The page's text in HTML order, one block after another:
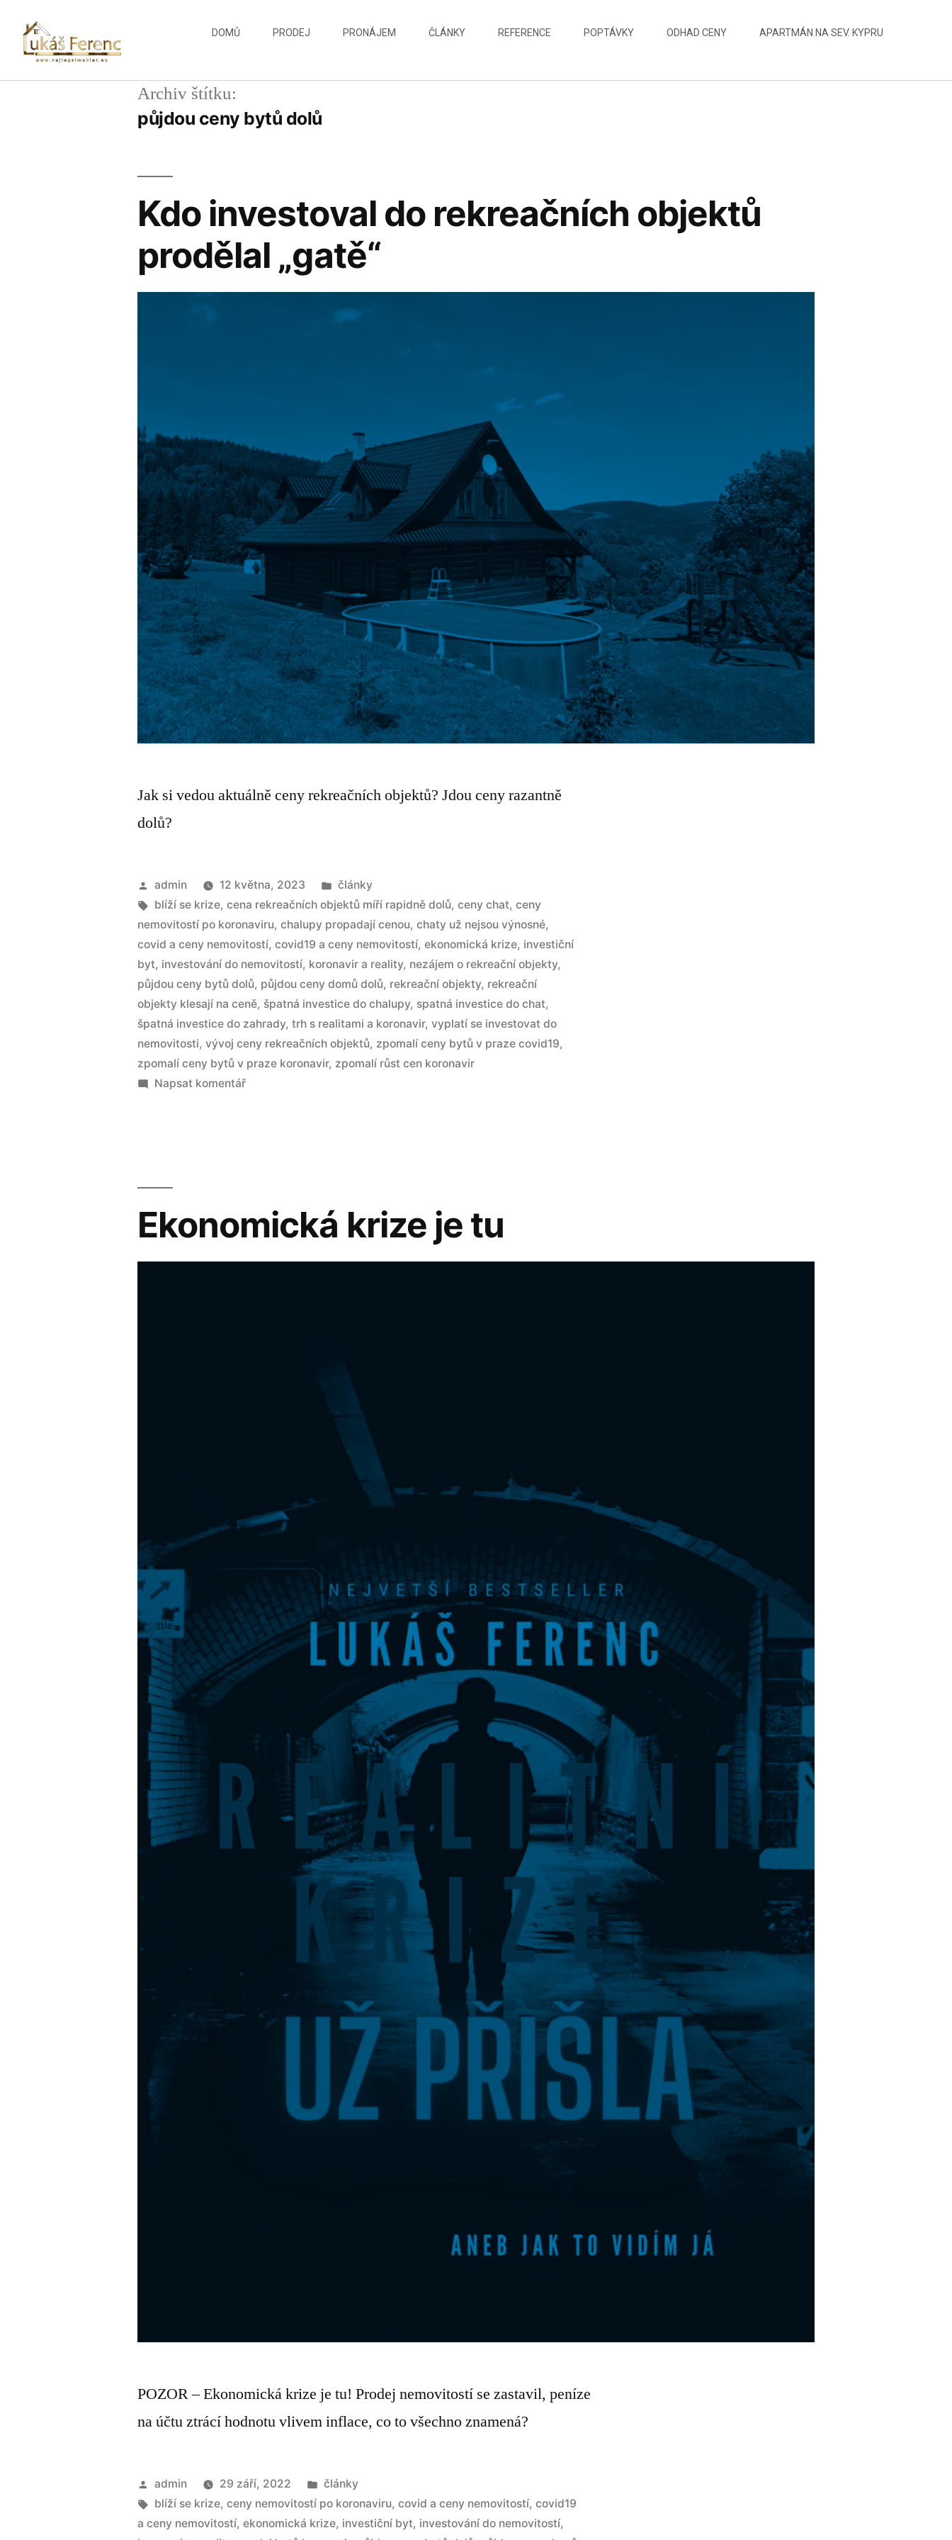
DOMŮ PRODEJ PRONÁJEM ČLÁNKY REFERENCE POPTÁVKY ODHAD CENY APARTMÁN NA SEV. KYPRU
Archiv štítku:
půjdou ceny bytů dolů
Kdo investoval do rekreačních objektů
prodělal „gatě“
Jak si vedou aktuálně ceny rekreačních objektů? Jdou ceny razantně
dolů?
admin 12 května, 2023
články
blíží se krize,cena rekreačních objektů míří rapidně dolů,ceny chat,ceny
nemovitostí po koronaviru,chalupy propadají cenou,chaty už nejsou výnosné,
covid a ceny nemovitostí,covid19 a ceny nemovitostí,ekonomická krize, investiční
byt, investování do nemovitostí, koronavir a reality, nezájem o rekreační objekty,
půjdou ceny bytů dolů, půjdou ceny domů dolů, rekreační objekty, rekreační
objekty klesají na ceně, špatná investice do chalupy, spatná investice do chat,
špatná investice do zahrady,trh s realitami a koronavir,vyplatí se investovat do
nemovitosti,vývoj ceny rekreačních objektů, zpomalí ceny bytů v praze covid19,
zpomalí ceny bytů v praze koronavir, zpomalí růst cen koronavir
Napsat komentář
Ekonomická krize je tu
POZOR – Ekonomická krize je tu! Prodej nemovitostí se zastavil, peníze
na účtu ztrácí hodnotu vlivem inflace, co to všechno znamená?
admin 29 září, 2022
články
blíží se krize,ceny nemovitostí po koronaviru,covid a ceny nemovitostí,covid19
a ceny nemovitostí,ekonomická krize, investiční byt, investování do nemovitostí,